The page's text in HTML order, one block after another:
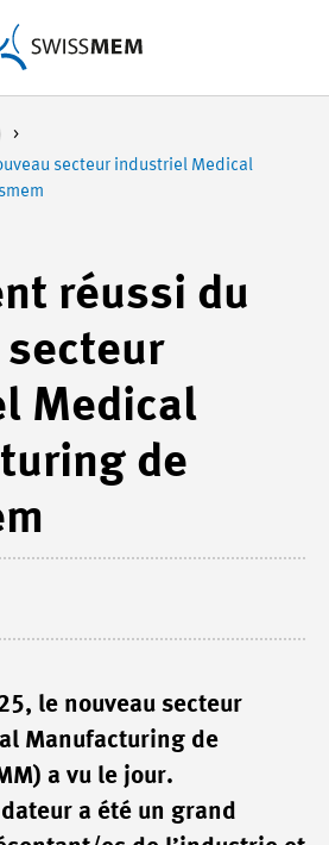
secteur industriel Medical
réussi du
secteur
Medical
de
le nouveau secteur
Manufacturing de
a vu le jour.
a été un grand